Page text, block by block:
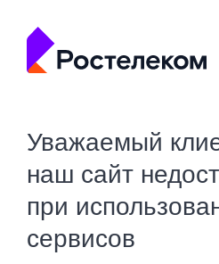
Уважаемый
наш сайт
при
сервисов